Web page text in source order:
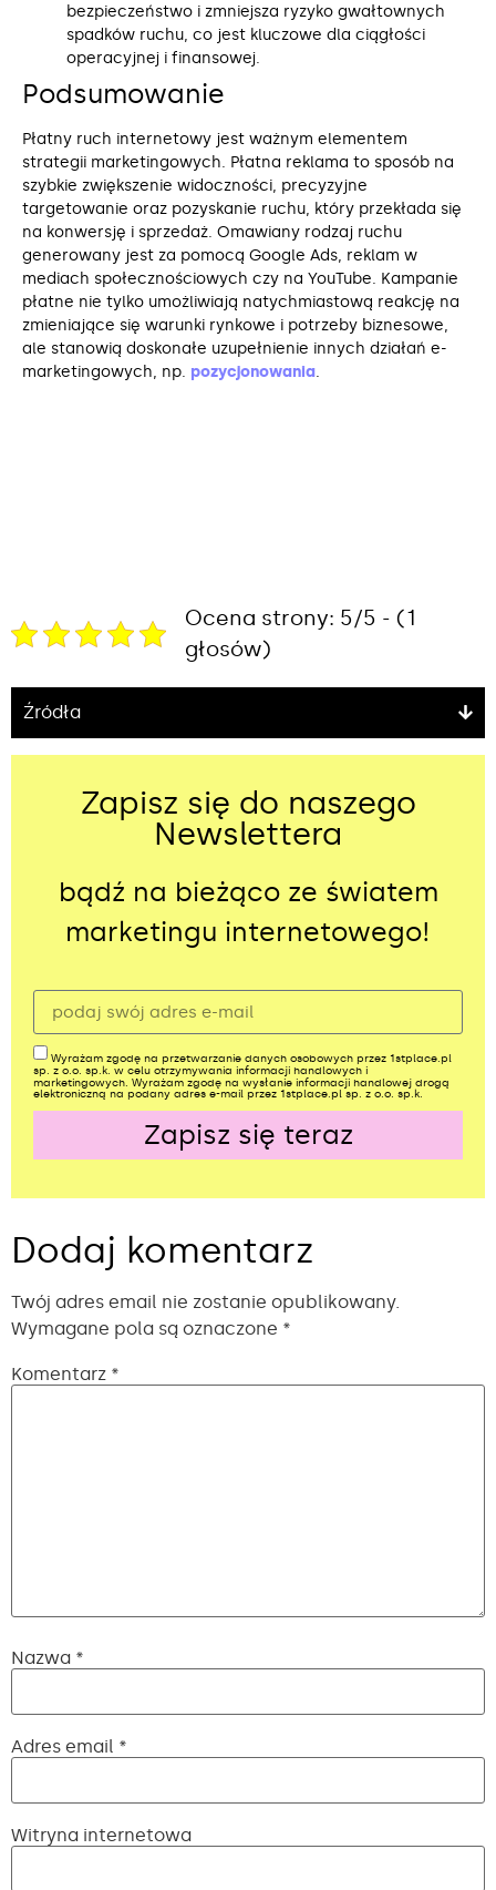
bezpieczeństwo i zmniejsza ryzyko gwałtownych
spadków ruchu, co jest kluczowe dla ciągłości
operacyjnej i finansowej.
Podsumowanie
Płatny ruch internetowy jest ważnym elementem
strategii marketingowych. Płatna reklama to sposób na
szybkie zwiększenie widoczności, precyzyjne
targetowanie oraz pozyskanie ruchu, który przekłada się
na konwersję i sprzedaż. Omawiany rodzaj ruchu
generowany jest za pomocą Google Ads, reklam w
mediach społecznościowych czy na YouTube. Kampanie
płatne nie tylko umożliwiają natychmiastową reakcję na
zmieniające się warunki rynkowe i potrzeby biznesowe,
ale stanowią doskonałe uzupełnienie innych działań e-
marketingowych, np. pozycjonowania.
Ocena strony: 5/5 - (1
głosów)
Źródła
Zapisz się do naszego
Newslettera
bądź na bieżąco ze światem
marketingu internetowego!
Wyrażam zgodę na przetwarzanie danych osobowych przez 1stplace.pl
sp. z o.o. sp.k. w celu otrzymywania informacji handlowych i
marketingowych. Wyrażam zgodę na wysłanie informacji handlowej drogą
elektroniczną na podany adres e-mail przez 1stplace.pl sp. z o.o. sp.k.
Zapisz się teraz
Dodaj komentarz
Twój adres email nie zostanie opublikowany.
Wymagane pola są oznaczone *
Komentarz *
Nazwa *
Adres email *
Witryna internetowa